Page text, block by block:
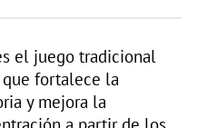
el juego tradicional
fortalece la
y mejora la